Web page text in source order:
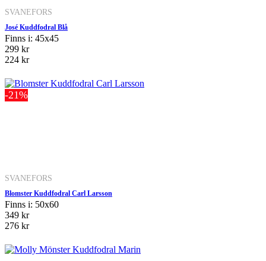
SVANEFORS
José Kuddfodral Blå
Finns i: 45x45
299 kr
224 kr
-21%
SVANEFORS
Blomster Kuddfodral Carl Larsson
Finns i: 50x60
349 kr
276 kr